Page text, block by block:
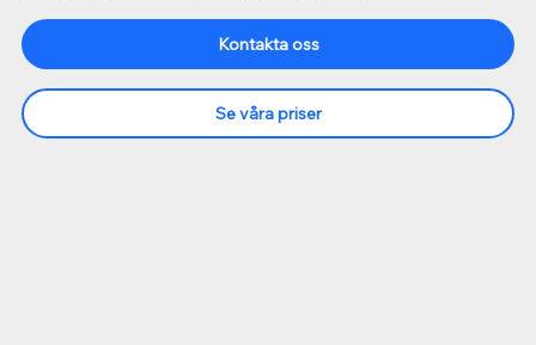
Kontakta oss
Se våra priser